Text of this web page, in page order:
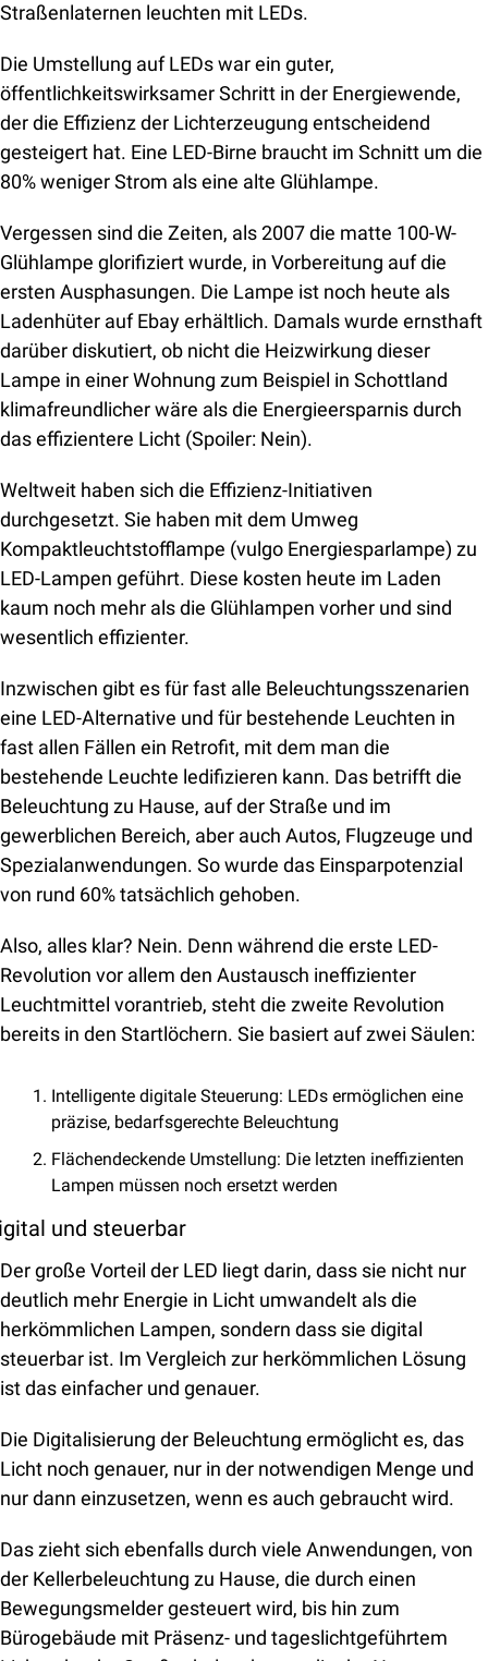
Straßenlaternen leuchten mit LEDs.
Die Umstellung auf LEDs war ein guter,
öffentlichkeitswirksamer Schritt in der Energiewende,
der die Effizienz der Lichterzeugung entscheidend
gesteigert hat. Eine LED-Birne braucht im Schnitt um die
80% weniger Strom als eine alte Glühlampe.
Vergessen sind die Zeiten, als 2007 die matte 100-W-
Glühlampe glorifiziert wurde, in Vorbereitung auf die
ersten Ausphasungen. Die Lampe ist noch heute als
Ladenhüter auf Ebay erhältlich. Damals wurde ernsthaft
darüber diskutiert, ob nicht die Heizwirkung dieser
Lampe in einer Wohnung zum Beispiel in Schottland
klimafreundlicher wäre als die Energieersparnis durch
das effizientere Licht (Spoiler: Nein).
Weltweit haben sich die Effizienz-Initiativen
durchgesetzt. Sie haben mit dem Umweg
Kompaktleuchtstofflampe (vulgo Energiesparlampe) zu
LED-Lampen geführt. Diese kosten heute im Laden
kaum noch mehr als die Glühlampen vorher und sind
wesentlich effizienter.
Inzwischen gibt es für fast alle Beleuchtungsszenarien
eine LED-Alternative und für bestehende Leuchten in
fast allen Fällen ein Retrofit, mit dem man die
bestehende Leuchte ledifizieren kann. Das betrifft die
Beleuchtung zu Hause, auf der Straße und im
gewerblichen Bereich, aber auch Autos, Flugzeuge und
Spezialanwendungen. So wurde das Einsparpotenzial
von rund 60% tatsächlich gehoben.
Also, alles klar? Nein. Denn während die erste LED-
Revolution vor allem den Austausch ineffizienter
Leuchtmittel vorantrieb, steht die zweite Revolution
bereits in den Startlöchern. Sie basiert auf zwei Säulen:
Intelligente digitale Steuerung: LEDs ermöglichen eine
präzise, bedarfsgerechte Beleuchtung
Flächendeckende Umstellung: Die letzten ineffizienten
Lampen müssen noch ersetzt werden
und steuerbar
Der große Vorteil der LED liegt darin, dass sie nicht nur
deutlich mehr Energie in Licht umwandelt als die
herkömmlichen Lampen, sondern dass sie digital
steuerbar ist. Im Vergleich zur herkömmlichen Lösung
ist das einfacher und genauer.
Die Digitalisierung der Beleuchtung ermöglicht es, das
Licht noch genauer, nur in der notwendigen Menge und
nur dann einzusetzen, wenn es auch gebraucht wird.
Das zieht sich ebenfalls durch viele Anwendungen, von
der Kellerbeleuchtung zu Hause, die durch einen
Bewegungsmelder gesteuert wird, bis hin zum
Bürogebäude mit Präsenz- und tageslichtgeführtem